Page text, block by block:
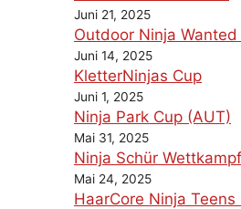
Juni 21, 2025
Outdoor Ninja
Juni 14, 2025
KletterNinjas Cup
Juni 1, 2025
Ninja Park Cup (AUT)
Mai 31, 2025
Ninja Schür Wettkampf
Mai 24, 2025
HaarCore Ninja Teens